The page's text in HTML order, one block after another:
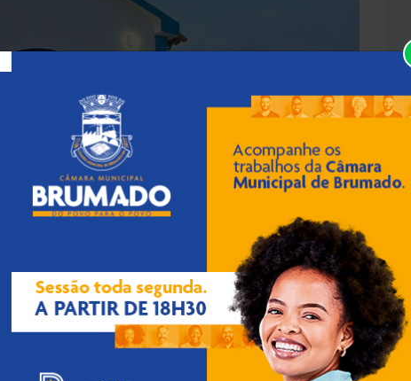
Rocha/Setur-BA
Brasil, no coração da Chapada Diamantinae a